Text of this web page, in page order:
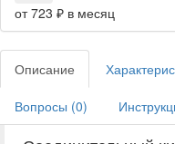
от 723 ₽ в месяц
Описание
Вопросы (0)